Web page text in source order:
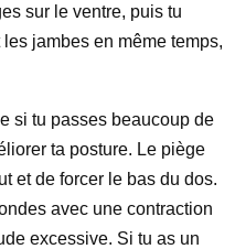
sur le ventre, puis tu
jambes en même temps,
si tu passes beaucoup de
ta posture. Le piège
et de forcer le bas du dos.
avec une contraction
excessive. Si tu as un